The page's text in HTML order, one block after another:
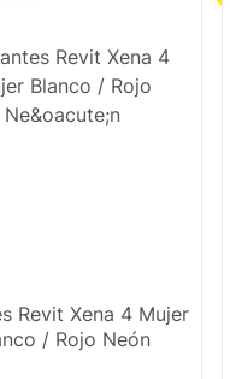
Revit Xena 4 Mujer
/ Rojo Neón